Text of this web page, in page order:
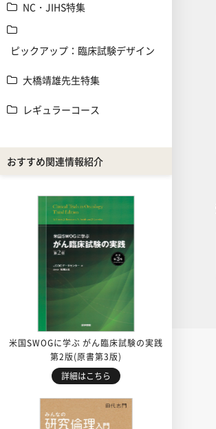
NC・JIHS特集
ピックアップ：臨床試験デザイン
大橋靖雄先生特集
レギュラーコース
おすすめ関連情報紹介
米国SWOGに学ぶ がん臨床試験の実践
第2版(原書第3版)
詳細はこちら